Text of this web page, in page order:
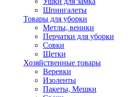
Шпингалеты
Товары для уборки
Метлы, веники
Перчатки для уборки
Совки
Щетки
Хозяйственные товары
Веревки
Изоленты
Пакеты, Мешки